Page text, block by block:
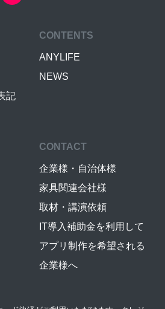
記
CONTENTS
ANYLIFE
NEWS
CONTACT
企業様・自治体様
家具関連会社様
取材・講演依頼
IT導入補助金を利用して
アプリ制作を希望される
企業様へ